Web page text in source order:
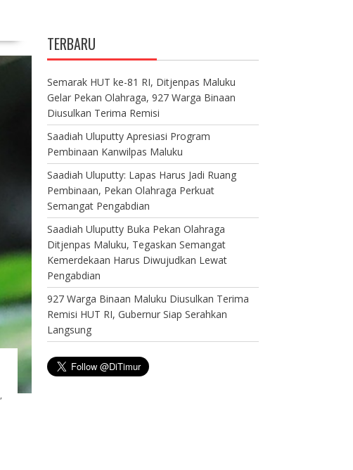
,
TERBARU
Semarak HUT ke-81 RI, Ditjenpas Maluku
Gelar Pekan Olahraga, 927 Warga Binaan
Diusulkan Terima Remisi
Saadiah Uluputty Apresiasi Program
Pembinaan Kanwilpas Maluku
Saadiah Uluputty: Lapas Harus Jadi Ruang
Pembinaan, Pekan Olahraga Perkuat
Semangat Pengabdian
Saadiah Uluputty Buka Pekan Olahraga
Ditjenpas Maluku, Tegaskan Semangat
Kemerdekaan Harus Diwujudkan Lewat
Pengabdian
927 Warga Binaan Maluku Diusulkan Terima
Remisi HUT RI, Gubernur Siap Serahkan
Langsung